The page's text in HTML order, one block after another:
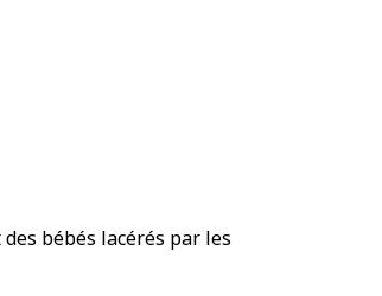
bébés lacérés par les